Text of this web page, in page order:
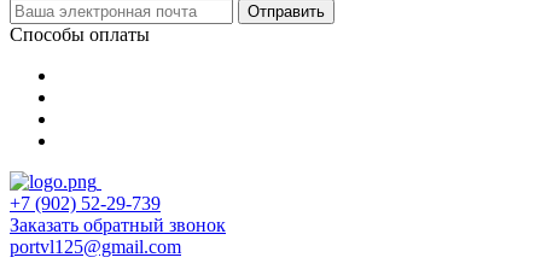
Отправить
Способы оплаты
+7 (902) 52-29-739
Заказать обратный звонок
portvl125@gmail.com